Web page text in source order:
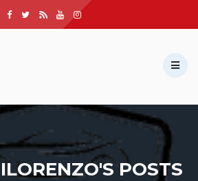
POSTS